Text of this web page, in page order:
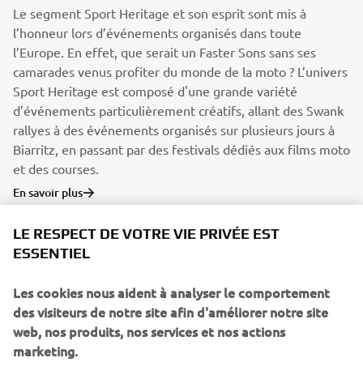
Le segment Sport Heritage et son esprit sont mis à
l’honneur lors d’événements organisés dans toute
l’Europe. En effet, que serait un Faster Sons sans ses
camarades venus profiter du monde de la moto ? L’univers
Sport Heritage est composé d'une grande variété
d’événements particulièrement créatifs, allant des Swank
rallyes à des événements organisés sur plusieurs jours à
Biarritz, en passant par des festivals dédiés aux films moto
et des courses.
En savoir plus
LE RESPECT DE VOTRE VIE PRIVÉE EST
ESSENTIEL
Les cookies nous aident à analyser le comportement
des visiteurs de notre site afin d'améliorer notre site
web, nos produits, nos services et nos actions
marketing.